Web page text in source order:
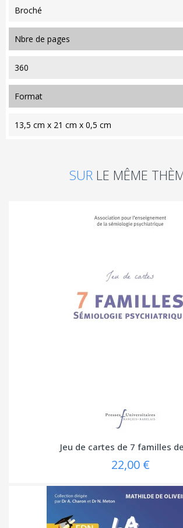
Broché
nbre de pages
360
format
13,5 cm x 21 cm x 0,5 cm
SUR LE MÊME
Jeu de cartes de 7 familles
22,00 €